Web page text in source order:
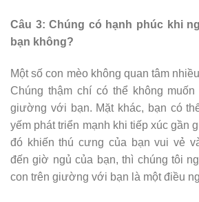
Câu 3: Chúng có hạnh phúc khi
bạn không?
Một số con mèo không quan tâm
Chúng thậm chí có thể không
giường với bạn. Mặt khác, bạn có
yếm phát triển mạnh khi tiếp xúc gần
đó khiến thú cưng của bạn vui vẻ
đến giờ ngủ của bạn, thì chúng tôi
con trên giường với bạn là một điều